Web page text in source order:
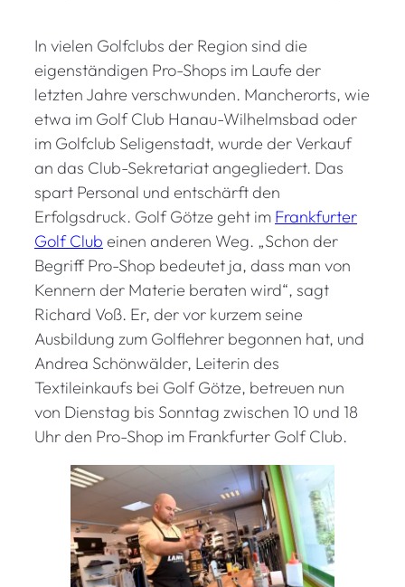
In vielen Golfclubs der Region sind die
eigenständigen Pro-Shops im Laufe der
letzten Jahre verschwunden. Mancherorts, wie
etwa im Golf Club Hanau-Wilhelmsbad oder
im Golfclub Seligenstadt, wurde der Verkauf
an das Club-Sekretariat angegliedert. Das
spart Personal und entschärft den
Erfolgsdruck. Golf Götze geht im Frankfurter
Golf Club einen anderen Weg. „Schon der
Begriff Pro-Shop bedeutet ja, dass man von
Kennern der Materie beraten wird“, sagt
Richard Voß. Er, der vor kurzem seine
Ausbildung zum Golflehrer begonnen hat, und
Andrea Schönwälder, Leiterin des
Textileinkaufs bei Golf Götze, betreuen nun
von Dienstag bis Sonntag zwischen 10 und 18
Uhr den Pro-Shop im Frankfurter Golf Club.